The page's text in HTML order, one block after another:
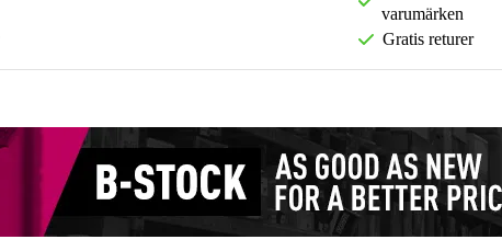
varumärken
Gratis returer